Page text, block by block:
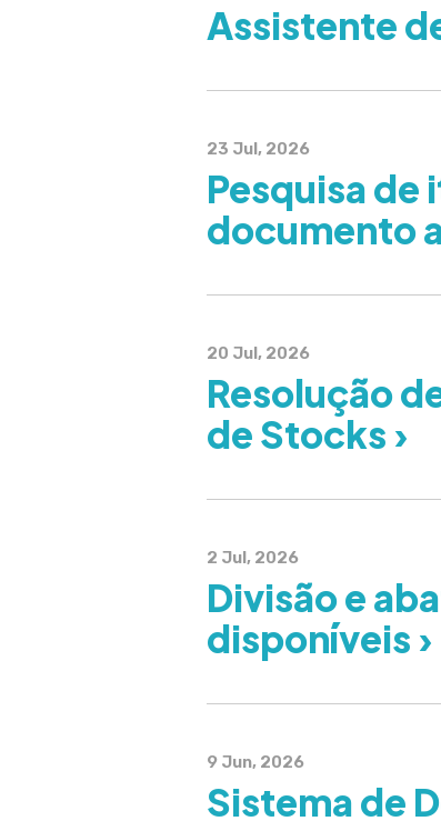
Assistente
23 Jul, 2026
Pesquisa de
documento
20 Jul, 2026
Resolução
de Stocks ›
2 Jul, 2026
Divisão e
disponíveis ›
9 Jun, 2026
Sistema de